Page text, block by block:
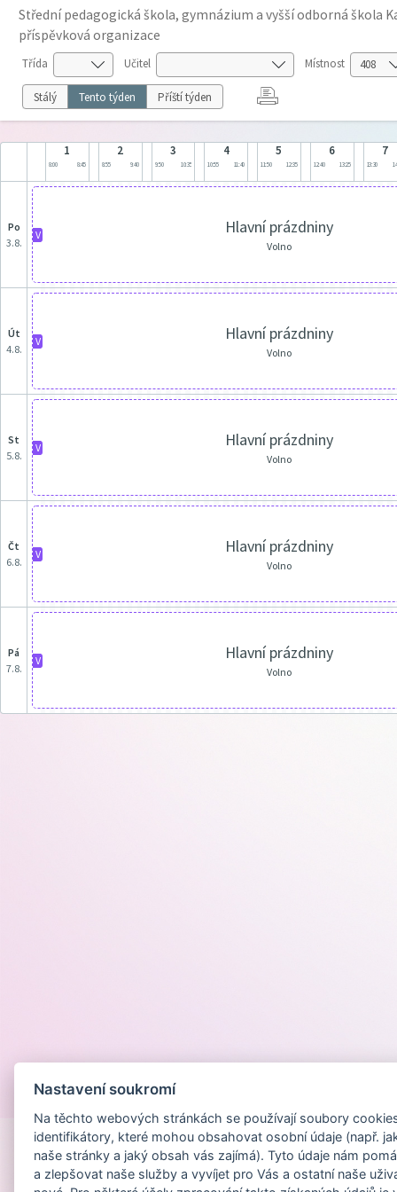
Střední pedagogická škola, gymnázium a vyšší odborná škola
příspěvková organizace
Třída Učitel Místnost
Stálý Tento týden Příští týden
1
8:00 8:45
2
8:55 9:40
3
9:50 10:35
4
10:55 11:40
5
11:50 12:35
6
12:40 13:25
7
13:30
po
3.8.
V Hlavní prázdniny
Volno
út
4.8.
V Hlavní prázdniny
Volno
st
5.8.
V Hlavní prázdniny
Volno
čt
6.8.
V Hlavní prázdniny
Volno
pá
7.8.
V Hlavní prázdniny
Volno
Nastavení soukromí
Na těchto webových stránkách se používají soubory
identifikátory, které mohou obsahovat osobní údaje (např.
naše stránky a jaký obsah vás zajímá). Tyto údaje nám
a zlepšovat naše služby a vyvíjet pro Vás a ostatní naše